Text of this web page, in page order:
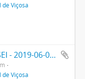
Viçosa
REUNIAO 017 - CGA-SEI - 2019-06-05- PPO
Viçosa